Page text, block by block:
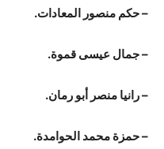
– حكم منصور المعادات.
– جمال عيسى قموة.
– رانيا منصر أبو رمان.
– حمزة محمد الحوامدة.